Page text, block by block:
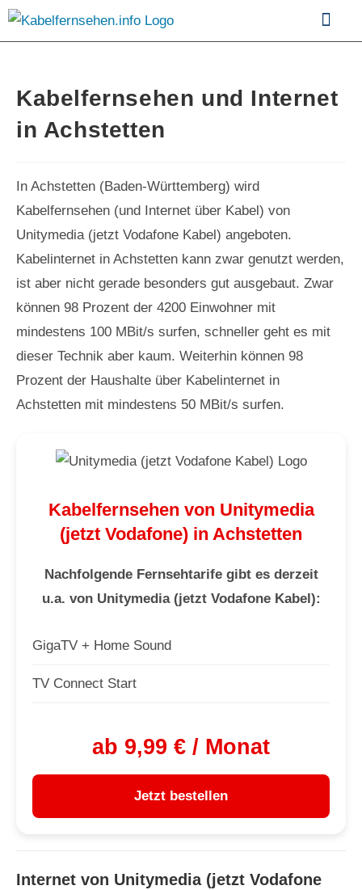
Kabelfernsehen und Internet
in Achstetten
In Achstetten (Baden-Württemberg) wird
Kabelfernsehen (und Internet über Kabel) von
Unitymedia (jetzt Vodafone Kabel) angeboten.
Kabelinternet in Achstetten kann zwar genutzt werden,
ist aber nicht gerade besonders gut ausgebaut. Zwar
können 98 Prozent der 4200 Einwohner mit
mindestens 100 MBit/s surfen, schneller geht es mit
dieser Technik aber kaum. Weiterhin können 98
Prozent der Haushalte über Kabelinternet in
Achstetten mit mindestens 50 MBit/s surfen.
Kabelfernsehen von Unitymedia
(jetzt Vodafone) in Achstetten
Nachfolgende Fernsehtarife gibt es derzeit
u.a. von Unitymedia (jetzt Vodafone Kabel):
GigaTV + Home Sound
TV Connect Start
ab 9,99 € / Monat
Jetzt bestellen
Internet von Unitymedia (jetzt Vodafone